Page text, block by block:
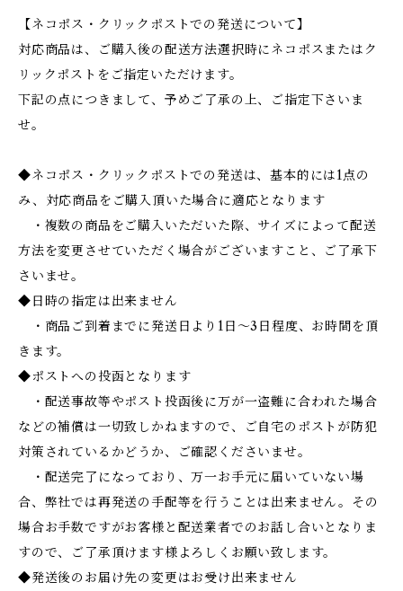
【ネコポス・クリックポストでの発送について】
対応商品は、ご購入後の配送方法選択時にネコポスまたはク
リックポストをご指定いただけます。
下記の点につきまして、予めご了承の上、ご指定下さいま
せ。
◆ネコポス・クリックポストでの発送は、基本的には1点の
み、対応商品をご購入頂いた場合に適応となります
・複数の商品をご購入いただいた際、サイズによって配送
方法を変更させていただく場合がございますこと、ご了承下
さいませ。
◆日時の指定は出来ません
・商品ご到着までに発送日より1日～3日程度、お時間を頂
きます。
◆ポストへの投函となります
・配送事故等やポスト投函後に万が一盗難に合われた場合
などの補償は一切致しかねますので、ご自宅のポストが防犯
対策されているかどうか、ご確認くださいませ。
・配送完了になっており、万一お手元に届いていない場
合、弊社では再発送の手配等を行うことは出来ません。その
場合お手数ですがお客様と配送業者でのお話し合いとなりま
すので、ご了承頂けます様よろしくお願い致します。
◆発送後のお届け先の変更はお受け出来ません